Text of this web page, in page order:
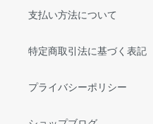
支払い方法について
特定商取引法に基づく表記
プライバシーポリシー